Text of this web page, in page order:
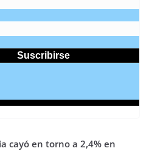
cayó en torno a 2,4% en